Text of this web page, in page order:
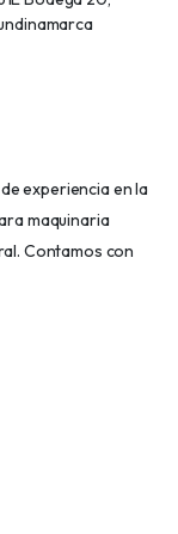
experiencia en la
maquinaria
Contamos con